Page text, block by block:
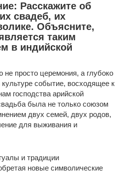
Расскажите об
свадеб, их
Объясните,
таким
в индийской
не просто церемония, а глубоко
культуре событие, восходящее к
господства арийской
была не только союзом
двух семей, двух родов,
для выживания и
и традиции
новые символические